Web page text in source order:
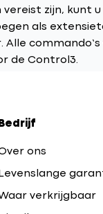
zijn, kunt
als
de Control3.
Bedrijf
ons
Levenslange
verkrijgbaar